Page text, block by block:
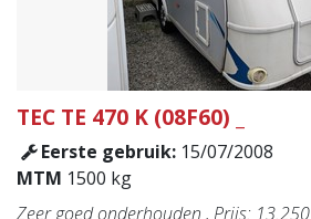
TEC TE 470 K (08F60) _
Eerste gebruik: 15/07/2008
MTM 1500 kg
Zeer goed onderhouden , Prijs: 13.250